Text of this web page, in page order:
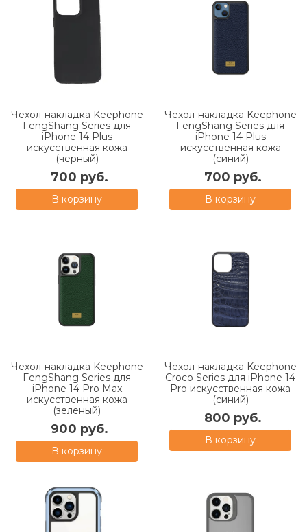
Чехол-накладка Keephone
FengShang Series для
iPhone 14 Plus
искусственная кожа
(черный)
700 руб.
В корзину
Чехол-накладка Keephone
FengShang Series для
iPhone 14 Plus
искусственная кожа
(синий)
700 руб.
В корзину
Чехол-накладка Keephone
FengShang Series для
iPhone 14 Pro Max
искусственная кожа
(зеленый)
900 руб.
В корзину
Чехол-накладка Keephone
Croco Series для iPhone 14
Pro искусственная кожа
(синий)
800 руб.
В корзину